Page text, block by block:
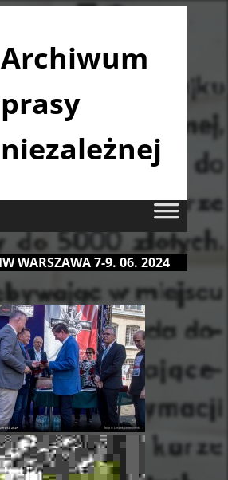
Archiwum
prasy
niezależnej
WARSZAWA 7-9. 06. 2024